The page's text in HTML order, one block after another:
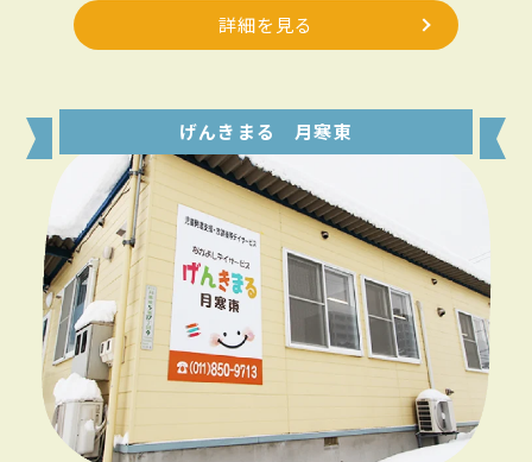
詳細を見る
げんきまる 月寒東